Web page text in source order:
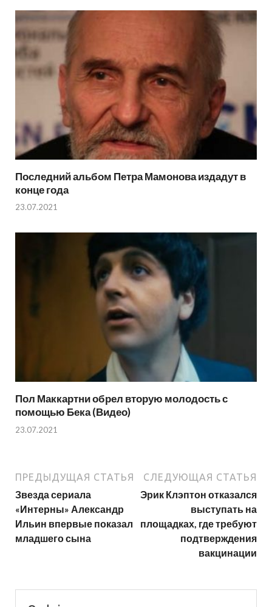
Последний альбом Петра Мамонова издадут в
конце года
23.07.2021
Пол Маккартни обрел вторую молодость с
помощью Бека (Видео)
23.07.2021
ПРЕДЫДУЩАЯ СТАТЬЯ
Звезда сериала
«Интерны» Александр
Ильин впервые показал
младшего сына
СЛЕДУЮЩАЯ СТАТЬЯ
Эрик Клэптон отказался
выступать на
площадках, где требуют
подтверждения
вакцинации